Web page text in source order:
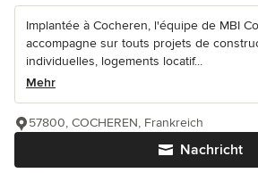
Implantée à Cocheren, l'équipe de MBI
accompagne sur touts projets de
individuelles, logements locatif...
Mehr
Nachricht
57800, COCHEREN, Frankreich